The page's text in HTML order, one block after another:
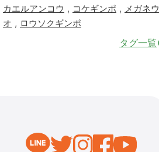
カエルアンコウ , コケギンポ , メガネウ
オ , ロウソクギンポ
タグ一覧